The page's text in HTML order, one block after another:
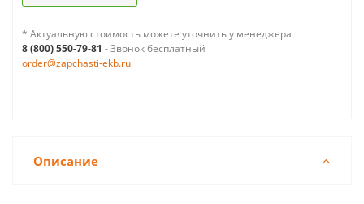
* Актуальную стоимость можете уточнить у менеджера
8 (800) 550-79-81 - Звонок бесплатный
order@zapchasti-ekb.ru
Описание